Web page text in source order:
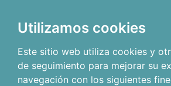
Utilizamos cookies
Este sitio web utiliza cookies y
de seguimiento para mejorar su
navegación con los siguientes